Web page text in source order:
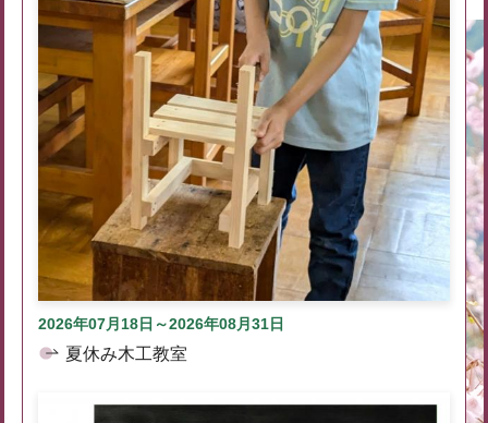
2026年07月18日～2026年08月31日
夏休み木工教室